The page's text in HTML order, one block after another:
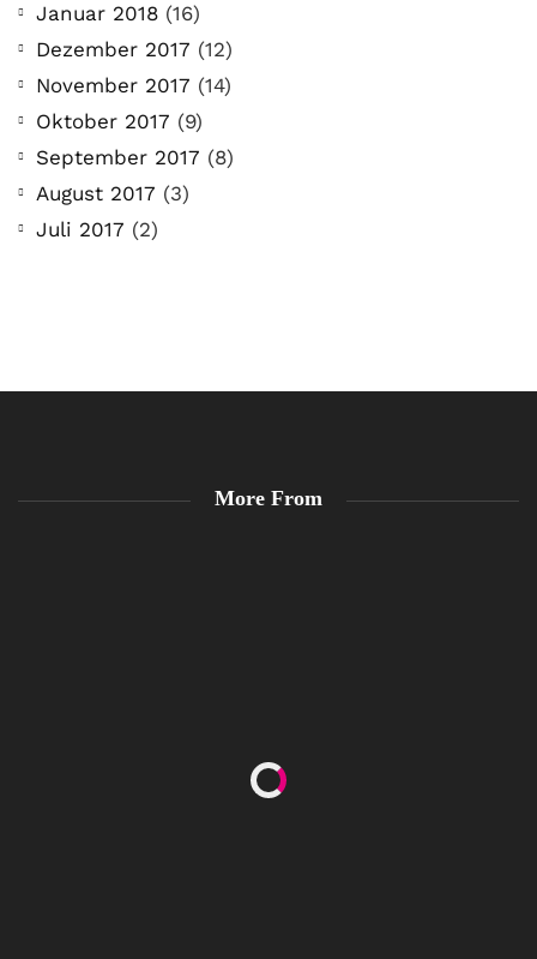
Januar 2018 (16)
Dezember 2017 (12)
November 2017 (14)
Oktober 2017 (9)
September 2017 (8)
August 2017 (3)
Juli 2017 (2)
More From